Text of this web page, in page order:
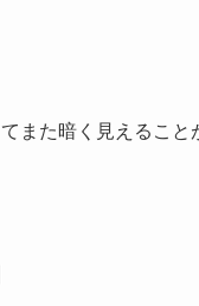
また暗く見えるこ